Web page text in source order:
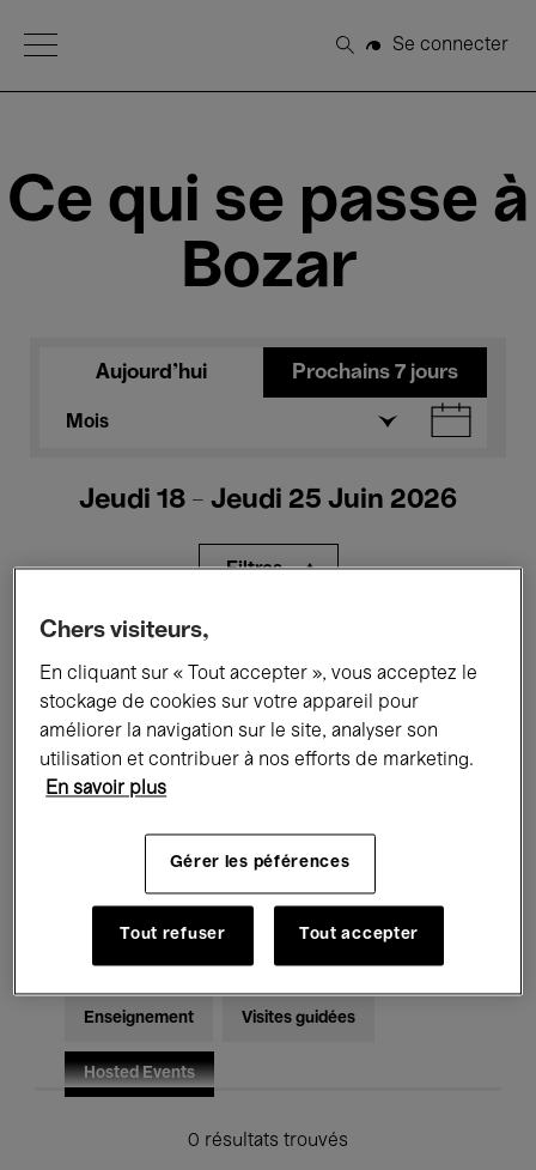
Open Menu
Rechercher
Se connecter
Ce qui se passe à
Bozar
Aujourd'hui Prochains 7 jours
Mois
Jeudi 18 - Jeudi 25 Juin 2026
Filtres
Expositions Films Performances
Rencontres & Débats Jazz
Musique électronique
Pour tous Kids’ Palace
Enseignement Visites guidées
Hosted Events
0 résultats trouvés
Chers visiteurs,
En cliquant sur « Tout accepter », vous acceptez le
stockage de cookies sur votre appareil pour
améliorer la navigation sur le site, analyser son
utilisation et contribuer à nos efforts de marketing.
En savoir plus
Gérer les péférences
Tout refuser Tout accepter